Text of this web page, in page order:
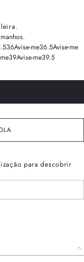
.
.
36Avise-me36.5Avise-me
39Avise-me39.5
para descobrir